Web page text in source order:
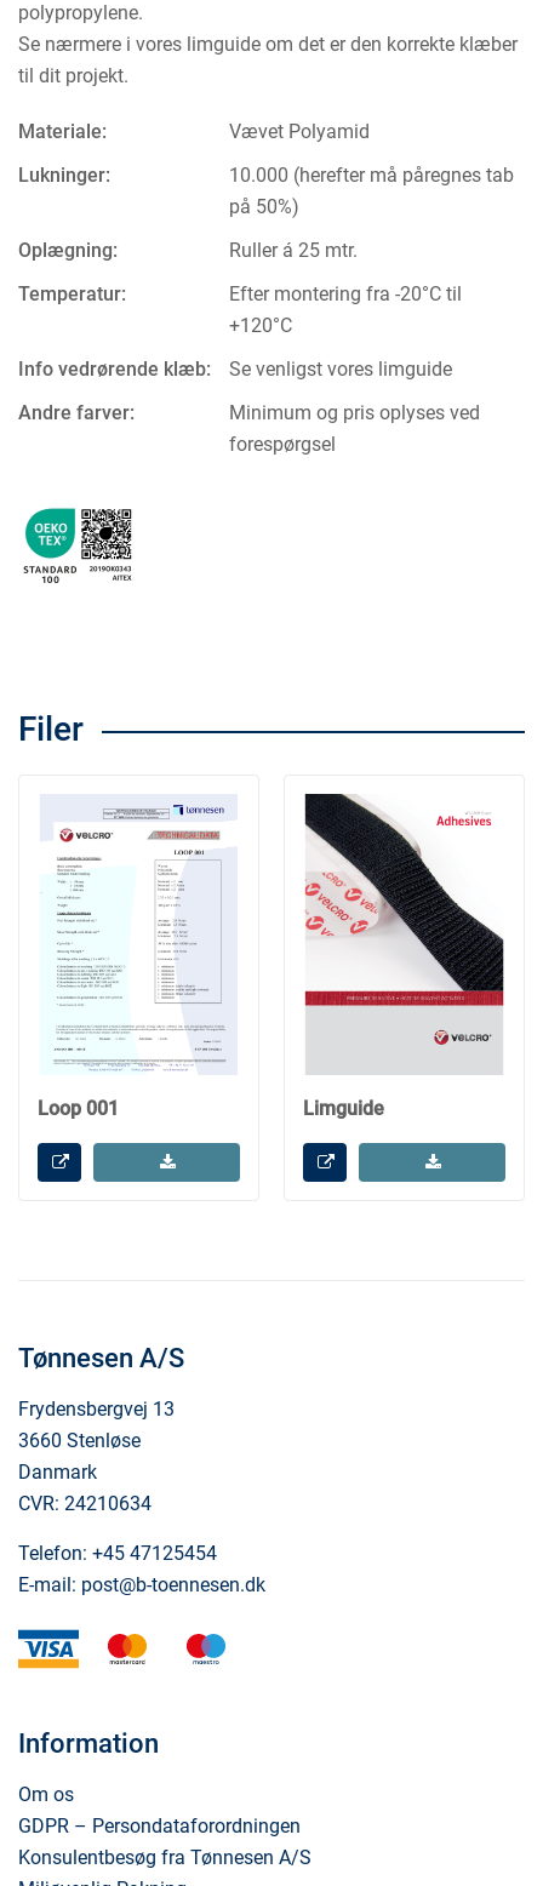
polypropylene.
Se nærmere i vores limguide om det er den korrekte klæber
til dit projekt.
Materiale:
Vævet Polyamid
Lukninger:
10.000 (herefter må påregnes tab
på 50%)
Oplægning:
Ruller á 25 mtr.
Temperatur:
Efter montering fra -20°C til
+120°C
Info vedrørende klæb:
Se venligst vores limguide
Andre farver:
Minimum og pris oplyses ved
forespørgsel
Filer
Loop 001 Limguide
Tønnesen A/S
Frydensbergvej 13
3660 Stenløse
Danmark
CVR: 24210634
Telefon: +45 47125454
E-mail: post@b-toennesen.dk
visa mastercard
Information
Om os
GDPR – Persondataforordningen
Konsulentbesøg fra Tønnesen A/S